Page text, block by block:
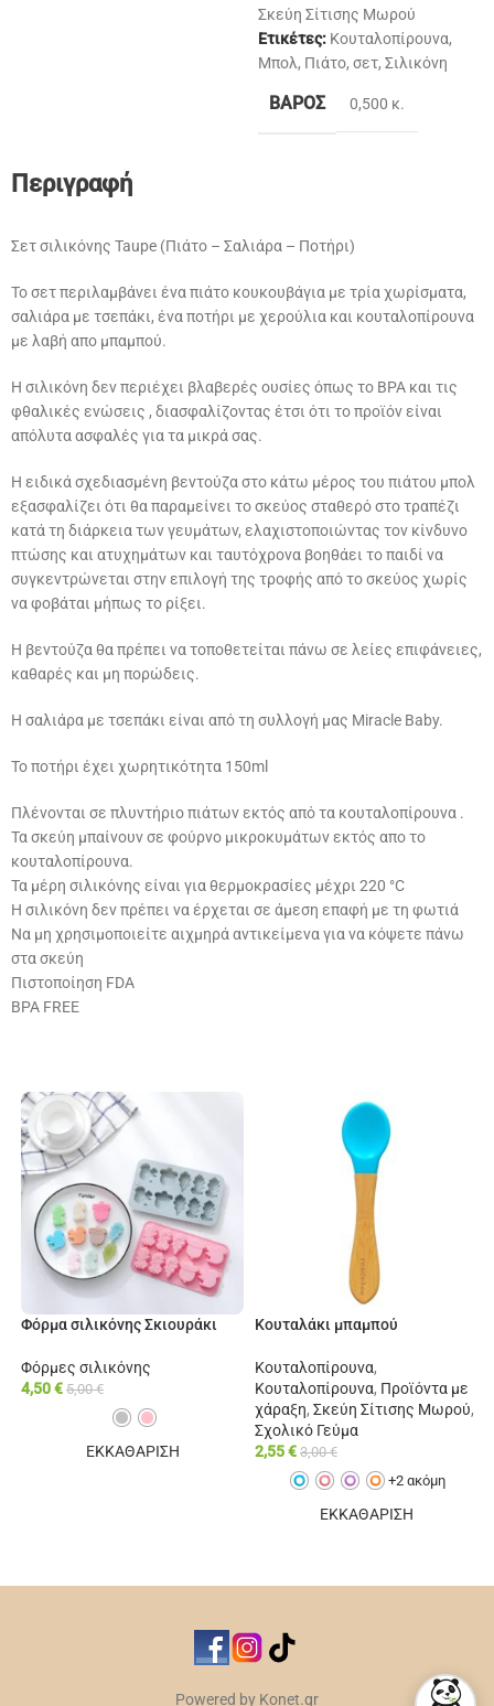
Σκεύη Σίτισης Μωρού
Ετικέτες: Κουταλοπίρουνα,
Μπολ, Πιάτο, σετ, Σιλικόνη
ΒΆΡΟΣ 0,500 κ.
Περιγραφή
Σετ σιλικόνης Taupe (Πιάτο – Σαλιάρα – Ποτήρι)
Το σετ περιλαμβάνει ένα πιάτο κουκουβάγια με τρία χωρίσματα,
σαλιάρα με τσεπάκι, ένα ποτήρι με χερούλια και κουταλοπίρουνα
με λαβή απο μπαμπού.
Η σιλικόνη δεν περιέχει βλαβερές ουσίες όπως το BPA και τις
φθαλικές ενώσεις , διασφαλίζοντας έτσι ότι το προϊόν είναι
απόλυτα ασφαλές για τα μικρά σας.
Η ειδικά σχεδιασμένη βεντούζα στο κάτω μέρος του πιάτου μπολ
εξασφαλίζει ότι θα παραμείνει το σκεύος σταθερό στο τραπέζι
κατά τη διάρκεια των γευμάτων, ελαχιστοποιώντας τον κίνδυνο
πτώσης και ατυχημάτων και ταυτόχρονα βοηθάει το παιδί να
συγκεντρώνεται στην επιλογή της τροφής από το σκεύος χωρίς
να φοβάται μήπως το ρίξει.
Η βεντούζα θα πρέπει να τοποθετείται πάνω σε λείες επιφάνειες,
καθαρές και μη πορώδεις.
Η σαλιάρα με τσεπάκι είναι από τη συλλογή μας Miracle Baby.
Το ποτήρι έχει χωρητικότητα 150ml
Πλένονται σε πλυντήριο πιάτων εκτός από τα κουταλοπίρουνα .
Τα σκεύη μπαίνουν σε φούρνο μικροκυμάτων εκτός απο το
κουταλοπίρουνα.
Τα μέρη σιλικόνης είναι για θερμοκρασίες μέχρι 220 °C
Η σιλικόνη δεν πρέπει να έρχεται σε άμεση επαφή με τη φωτιά
Να μη χρησιμοποιείτε αιχμηρά αντικείμενα για να κόψετε πάνω
στα σκεύη
Πιστοποίηση FDA
BPA FREE
Φόρμα σιλικόνης Σκιουράκι
Φόρμες σιλικόνης
4,50€ 5,00€
ΕΚΚΑΘΑΡΙΣΗ
Κουταλάκι μπαμπού
Κουταλοπίρουνα,
Κουταλοπίρουνα, Προϊόντα με
χάραξη, Σκεύη Σίτισης Μωρού,
Σχολικό Γεύμα
2,55€ 3,00€
+2 ακόμη
ΕΚΚΑΘΑΡΙΣΗ
Powered by Konet.gr